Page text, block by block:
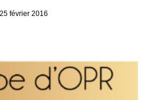
25 février 2016